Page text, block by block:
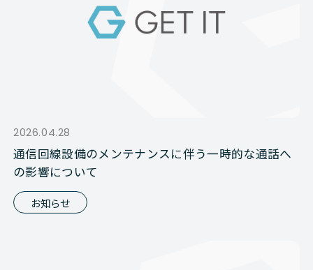
2026.04.28
通信回線設備のメンテナンスに伴う一時的な通話へ
の影響について
お知らせ